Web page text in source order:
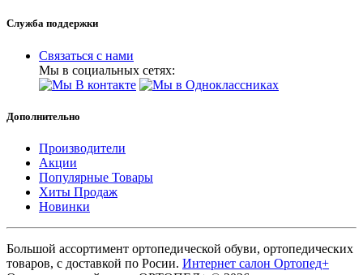
Служба поддержки
Связаться с нами
Мы в социальных сетях:
Дополнительно
Производители
Акции
Популярные Товары
Хиты Продаж
Новинки
Большой ассортимент ортопедической обуви, ортопедических
товаров, с доставкой по Росии. Интернет салон Ортопед+